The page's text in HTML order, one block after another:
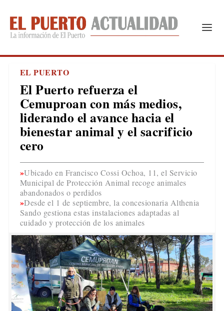
EL PUERTO
El Puerto refuerza el
Cemuproan con más medios,
liderando el avance hacia el
bienestar animal y el sacrificio
cero
Ubicado en Francisco Cossi Ochoa, 11, el Servicio
Municipal de Protección Animal recoge animales
abandonados o perdidos
Desde el 1 de septiembre, la concesionaria Althenia
Sando gestiona estas instalaciones adaptadas al
cuidado y protección de los animales